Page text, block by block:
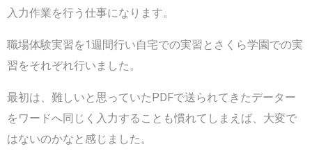
入力作業を行う仕事になります。
職場体験実習を1週間行い自宅での実習とさくら学園での実
習をそれぞれ行いました。
最初は、難しいと思っていたPDFで送られてきたデーター
をワードへ同じく入力することも慣れてしまえば、大変で
はないのかなと感じました。